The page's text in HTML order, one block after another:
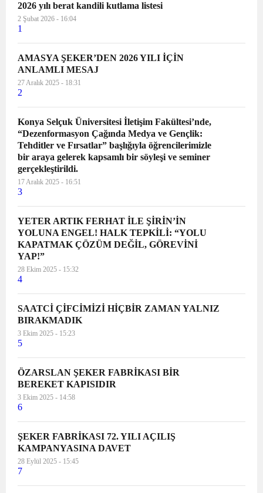
vatandaşlara derneğin bir yardımda
görüşüle...
2026 yılı berat kandili kutlama listesi
2 Şubat 2026 - 16:04
1
AMASYA ŞEKER’DEN 2026 YILI İÇİN
ANLAMLI MESAJ
27 Aralık 2025 - 18:31
2
Konya Selçuk Üniversitesi İletişim Fakültesi’nde,
“Dezenformasyon Çağında Medya ve Gençlik:
Tehditler ve Fırsatlar” başlığıyla öğrencilerimizle
bir araya gelerek kapsamlı bir söyleşi ve seminer
gerçekleştirildi.
17 Aralık 2025 - 16:51
3
YETER ARTIK FERHAT İLE ŞİRİN’İN
YOLUNA ENGEL! HALK TEPKİLİ: “YOLU
KAPATMAK ÇÖZÜM DEĞİL, GÖREVİNİ
YAP!”
28 Ekim 2025 - 15:32
4
SAATCİ ÇİFCİMİZİ HİÇBİR ZAMAN YALNIZ
BIRAKMADIK
3 Ekim 2025 - 15:23
5
ÖZARSLAN ŞEKER FABRİKASI BİR
BEREKET KAPISIDIR
3 Ekim 2025 - 14:58
6
ŞEKER FABRİKASI 72. YILI AÇILIŞ
KAMPANYASINA DAVET
28 Eylül 2025 - 15:45
7